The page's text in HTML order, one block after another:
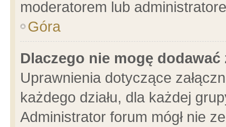
moderatorem lub
Góra
Dlaczego nie mogę dodawać
Uprawnienia dotyczące
każdego działu, dla każdej
Administrator forum mógł nie